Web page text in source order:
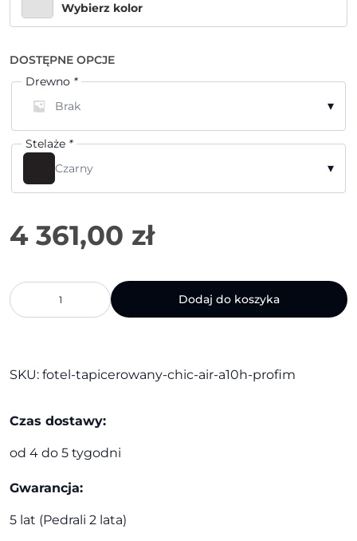
Wybierz kolor
DOSTĘPNE OPCJE
Drewno *
Brak
▾
Stelaże *
Czarny
▾
ilość
Fotel
tapicerowany
A10H
Dodaj do koszyka
SKU: fotel-tapicerowany-chic-air-a10h-profim
Czas dostawy:
od 4 do 5 tygodni
Gwarancja:
5 lat (Pedrali 2 lata)